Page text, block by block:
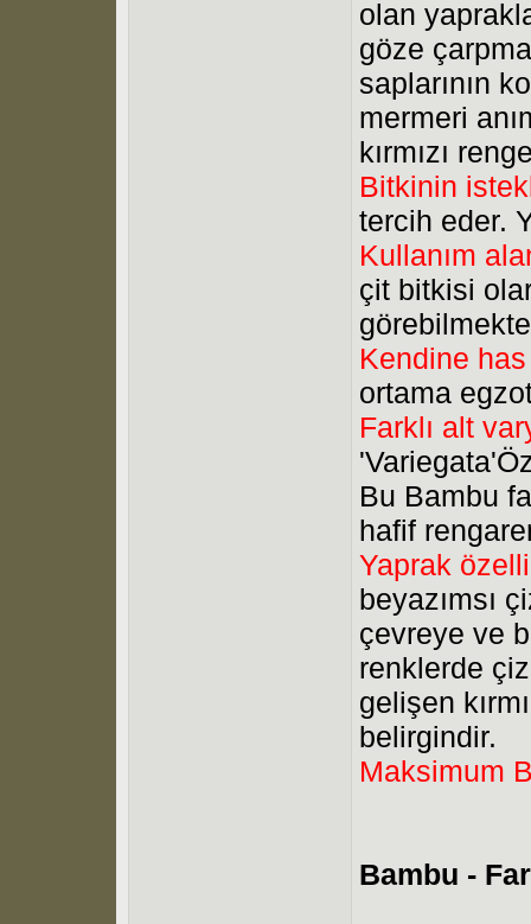
olan
göze
saplarının
mermeri
kırmızı
Bitkinin
tercih eder.
Kullanım
çit bitkisi
Kendine
ortama
Farklı alt
Bu Bambu
hafif
Yaprak
beyazımsı
çevreye ve
renklerde
gelişen
belirgindir.
Maksimum
Bambu -